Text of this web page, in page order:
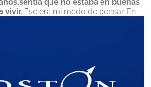
que no estaba en buenas
vivir. Ese era mi modo de pensar. En